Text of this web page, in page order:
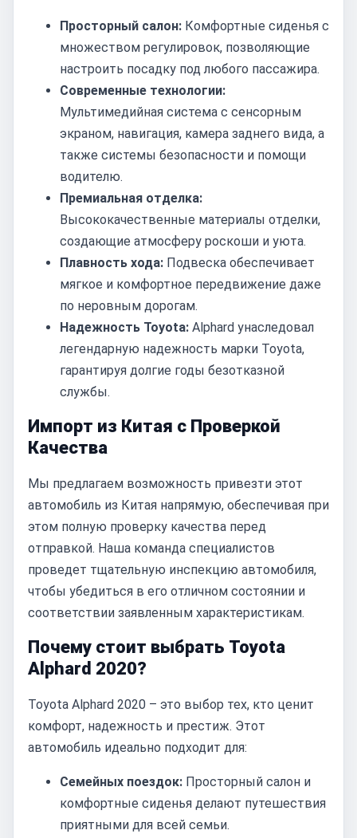
Просторный салон: Комфортные сиденья с
множеством регулировок, позволяющие
настроить посадку под любого пассажира.
Современные технологии:
Мультимедийная система с сенсорным
экраном, навигация, камера заднего вида, а
также системы безопасности и помощи
водителю.
Премиальная отделка:
Высококачественные материалы отделки,
создающие атмосферу роскоши и уюта.
Плавность хода: Подвеска обеспечивает
мягкое и комфортное передвижение даже
по неровным дорогам.
Надежность Toyota: Alphard унаследовал
легендарную надежность марки Toyota,
гарантируя долгие годы безотказной
службы.
Импорт из Китая с Проверкой
Качества
Мы предлагаем возможность привезти этот
автомобиль из Китая напрямую, обеспечивая при
этом полную проверку качества перед
отправкой. Наша команда специалистов
проведет тщательную инспекцию автомобиля,
чтобы убедиться в его отличном состоянии и
соответствии заявленным характеристикам.
Почему стоит выбрать Toyota
Alphard 2020?
Toyota Alphard 2020 – это выбор тех, кто ценит
комфорт, надежность и престиж. Этот
автомобиль идеально подходит для:
Семейных поездок: Просторный салон и
комфортные сиденья делают путешествия
приятными для всей семьи.